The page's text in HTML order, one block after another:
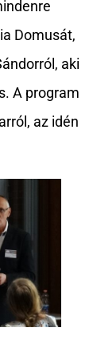
Domusát,
aki
A program
az idén